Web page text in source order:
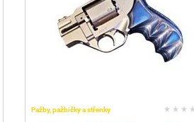
Pažby, pažbičky a střenky